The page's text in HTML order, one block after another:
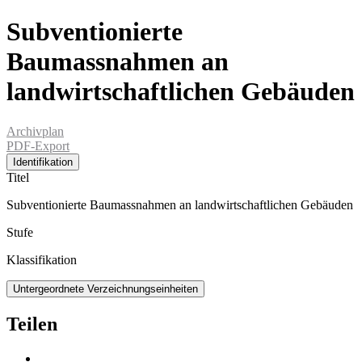
Subventionierte
Baumassnahmen an
landwirtschaftlichen Gebäuden
Archivplan
PDF-Export
Identifikation
Titel
Subventionierte Baumassnahmen an landwirtschaftlichen Gebäuden
Stufe
Klassifikation
Untergeordnete Verzeichnungseinheiten
Teilen